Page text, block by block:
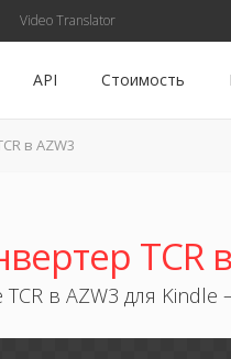
Video Translator
API Стоимость
в AZW3
TCR
в AZW3 для